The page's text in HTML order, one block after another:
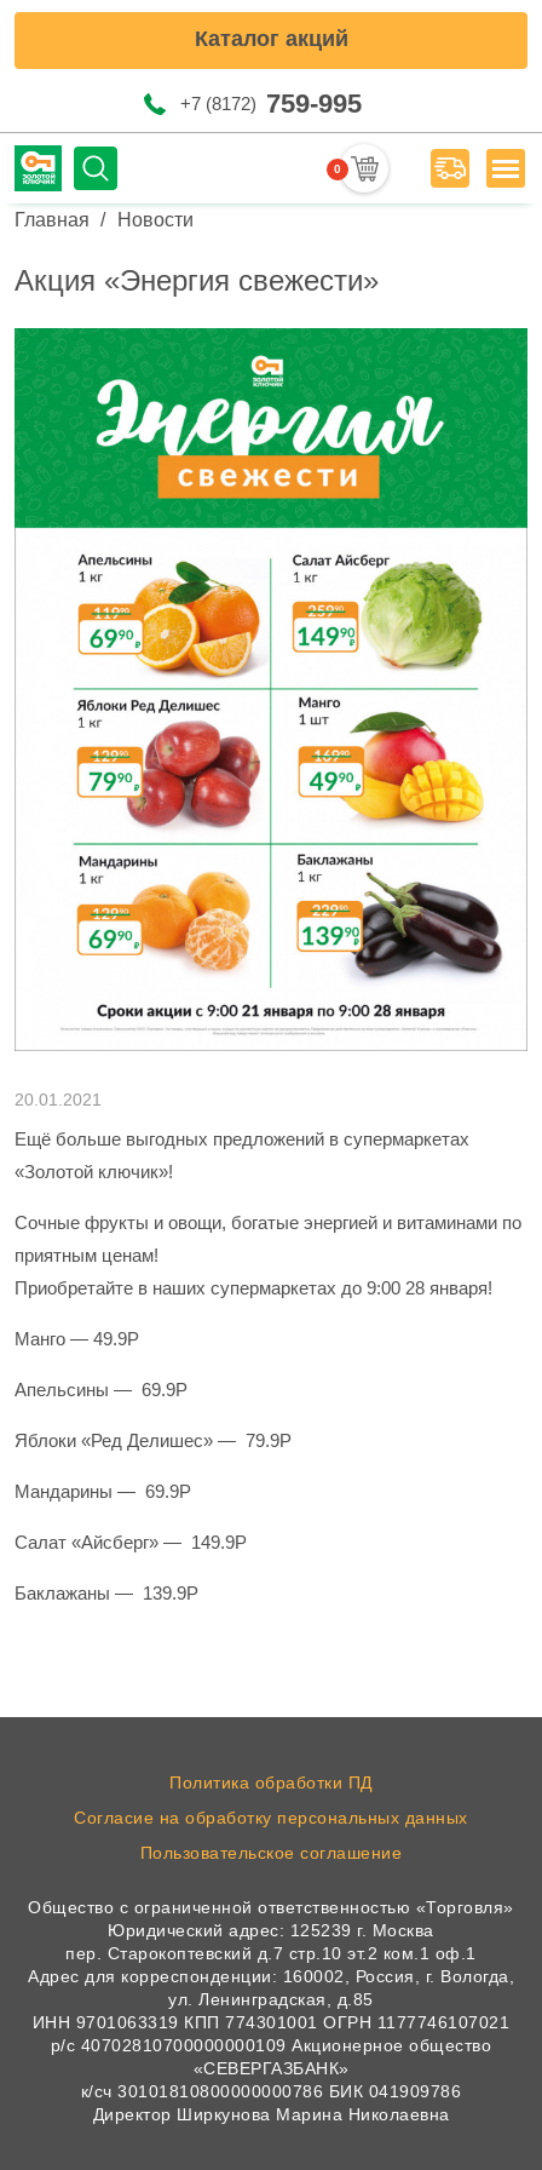
Каталог акций
+7 (8172) 759-995
0 Меню
Строка навигации
Главная Новости
Акция «Энергия свежести»
20.01.2021
Ещё больше выгодных предложений в супермаркетах
«Золотой ключик»!
Сочные фрукты и овощи, богатые энергией и витаминами по
приятным ценам!
Приобретайте в наших супермаркетах до 9:00 28 января!
Манго — 49.9Р
Апельсины — 69.9Р
Яблоки «Ред Делишес» — 79.9Р
Мандарины — 69.9Р
Салат «Айсберг» — 149.9Р
Баклажаны — 139.9Р
Политика обработки ПД
Согласие на обработку персональных данных
Пользовательское соглашение
Общество с ограниченной ответственностью «Торговля»
Юридический адрес: 125239 г. Москва
пер. Старокоптевский д.7 стр.10 эт.2 ком.1 оф.1
Адрес для корреспонденции: 160002, Россия, г. Вологда,
ул. Ленинградская, д.85
ИНН 9701063319 КПП 774301001 ОГРН 1177746107021
р/с 40702810700000000109 Акционерное общество
«СЕВЕРГАЗБАНК»
к/сч 30101810800000000786 БИК 041909786
Директор Ширкунова Марина Николаевна